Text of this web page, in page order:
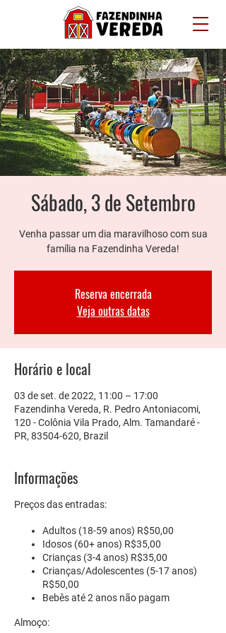
Sábado, 3 de Setembro
Venha passar um dia maravilhoso com sua
família na Fazendinha Vereda!
Reserva encerrada
Veja outras datas
Horário e local
03 de set. de 2022, 11:00 – 17:00
Fazendinha Vereda, R. Pedro Antoniacomi,
120 - Colônia Vila Prado, Alm. Tamandaré -
PR, 83504-620, Brazil
Informações
Preços das entradas:
Adultos (18-59 anos) R$50,00
Idosos (60+ anos) R$35,00
Crianças (3-4 anos) R$35,00
Crianças/Adolescentes (5-17 anos)
R$50,00
Bebêsaté 2 anos não pagam
Almoço: